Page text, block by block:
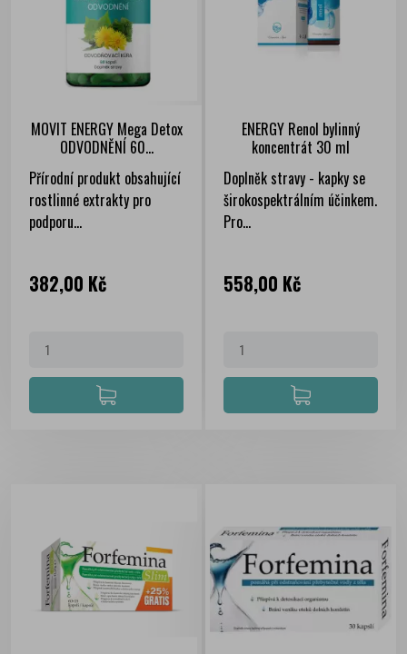
MOVIT ENERGY Mega Detox
ODVODNĚNÍ 60...
Přírodní produkt obsahující
rostlinné extrakty pro
podporu...
Cena
382,00 Kč
ENERGY Renol bylinný
koncentrát 30 ml
Doplněk stravy - kapky se
širokospektrálním účinkem.
Pro...
Cena
558,00 Kč